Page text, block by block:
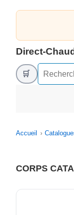
Direct-
🛒
Accueil
CORPS